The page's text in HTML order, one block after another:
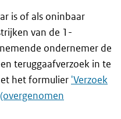
is of als oninbaar
van de 1-
ondernemer de
teruggaafverzoek in te
het formulier 'Verzoek